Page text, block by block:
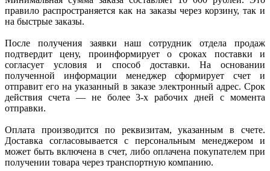
правило распространяется как на заказы через корзину, так и
на быстрые заказы.
После получения заявки наш сотрудник отдела продаж
подтвердит цену, проинформирует о сроках поставки и
согласует условия и способ доставки. На основании
полученной информации менеджер сформирует счет и
отправит его на указанный в заказе электронный адрес. Срок
действия счета — не более 3-х рабочих дней с момента
отправки.
Оплата производится по реквизитам, указанным в счете.
Доставка согласовывается с персональным менеджером и
может быть включена в счет, либо оплачена покупателем при
получении товара через транспортную компанию.